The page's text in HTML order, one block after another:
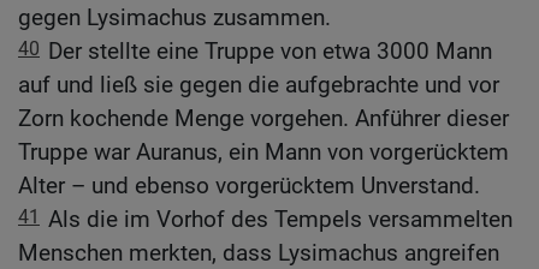
gegen Lysimachus zusammen.
40 Der stellte eine Truppe von etwa 3000 Mann
auf und ließ sie gegen die aufgebrachte und vor
Zorn kochende Menge vorgehen. Anführer dieser
Truppe war Auranus, ein Mann von vorgerücktem
Alter – und ebenso vorgerücktem Unverstand.
41 Als die im Vorhof des Tempels versammelten
Menschen merkten, dass Lysimachus angreifen